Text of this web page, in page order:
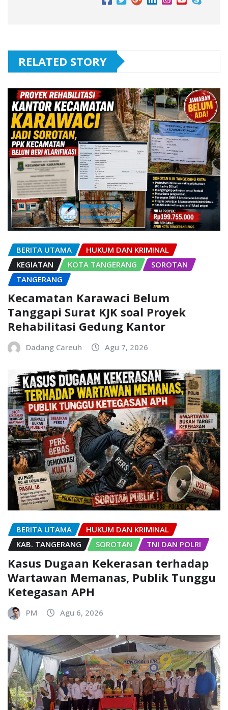
RELATED STORY
BERITA UTAMA
HUKUM DAN KRIMINAL
KEGIATAN
KOTA TANGERANG
SOROTAN
TANGERANG
Kecamatan Karawaci Belum
Tanggapi Surat KJK soal Proyek
Rehabilitasi Gedung Kantor
Dadang Careuh Agu 7, 2026
BERITA UTAMA
HUKUM DAN KRIMINAL
KAB. TANGERANG
SOROTAN TNI DAN POLRI
Kasus Dugaan Kekerasan terhadap
Wartawan Memanas, Publik Tunggu
Ketegasan APH
PM Agu 6, 2026